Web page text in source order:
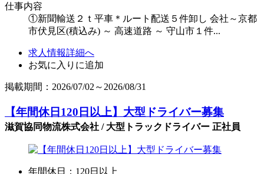
仕事内容
①新聞輸送２ｔ平車＊ルート配送５件卸し 会社～京都
市伏見区(積込み) ～ 高速道路 ～ 守山市１件...
求人情報詳細へ
お気に入りに追加
掲載期間：2026/07/02～2026/08/31
【年間休日120日以上】大型ドライバー募集
滋賀協同物流株式会社 / 大型トラックドライバー 正社員
年間休日：120日以上